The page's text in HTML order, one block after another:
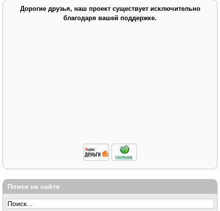
Дорогие друзья, наш проект существует исключительно
благодаря вашей поддержке.
Поиск на сайте